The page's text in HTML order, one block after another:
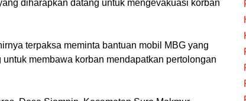
diharapkan datang untuk mengevakuasi korban
terpaksa meminta bantuan mobil MBG yang
membawa korban mendapatkan pertolongan